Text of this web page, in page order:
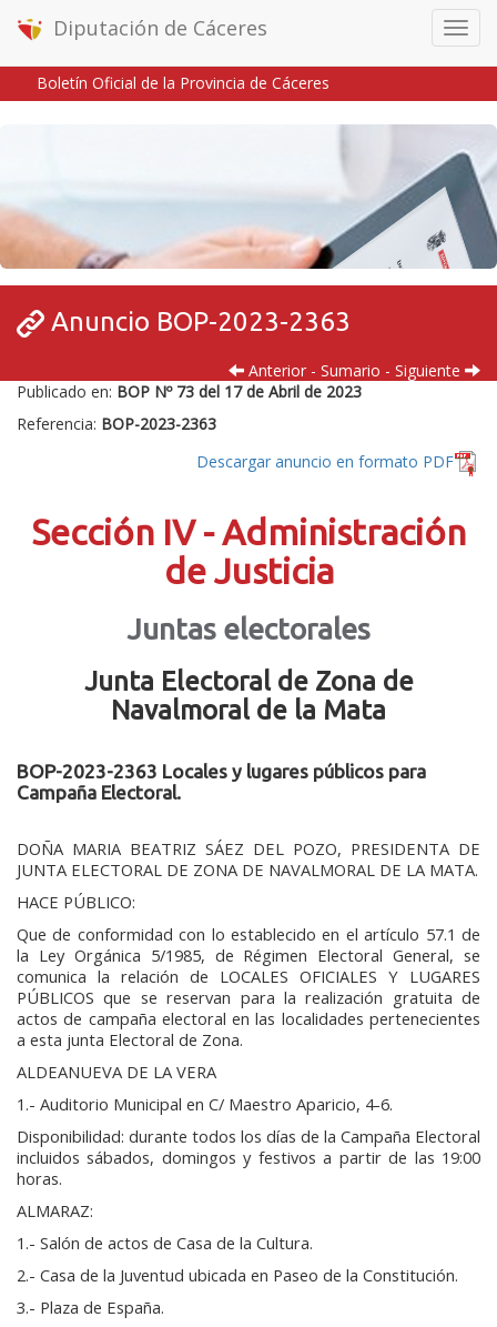
Menú
móvil
Diputación de Cáceres
Boletín Oficial de la Provincia de Cáceres
Anuncio BOP-2023-2363
Anterior - Sumario - Siguiente
Publicado en: BOP Nº 73 del 17 de Abril de 2023
Referencia: BOP-2023-2363
Descargar anuncio en formato PDF
Sección IV - Administración
de Justicia
Juntas electorales
Junta Electoral de Zona de
Navalmoral de la Mata
BOP-2023-2363 Locales y lugares públicos para
Campaña Electoral.
DOÑA MARIA BEATRIZ SÁEZ DEL POZO, PRESIDENTA DE
JUNTA ELECTORAL DE ZONA DE NAVALMORAL DE LA MATA.
HACE PÚBLICO:
Que de conformidad con lo establecido en el artículo 57.1 de
la Ley Orgánica 5/1985, de Régimen Electoral General, se
comunica la relación de LOCALES OFICIALES Y LUGARES
PÚBLICOS que se reservan para la realización gratuita de
actos de campaña electoral en las localidades pertenecientes
a esta junta Electoral de Zona.
ALDEANUEVA DE LA VERA
1.- Auditorio Municipal en C/ Maestro Aparicio, 4-6.
Disponibilidad: durante todos los días de la Campaña Electoral
incluidos sábados, domingos y festivos a partir de las 19:00
horas.
ALMARAZ:
1.- Salón de actos de Casa de la Cultura.
2.- Casa de la Juventud ubicada en Paseo de la Constitución.
3.- Plaza de España.